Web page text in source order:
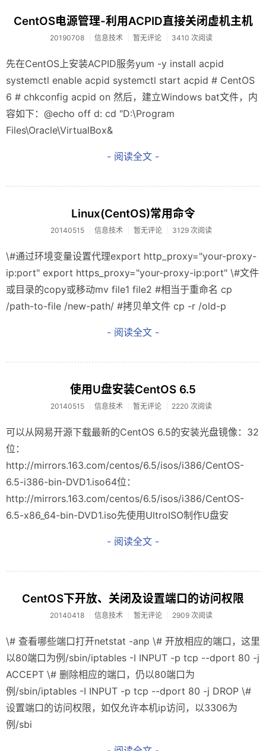
CentOS电源管理-利用ACPID直接关闭虚机主机
20190708 信息技术 暂无评论 3410 次阅读
先在CentOS上安装ACPID服务yum -y install acpid
systemctl enable acpid systemctl start acpid # CentOS
6 # chkconfig acpid on 然后，建立Windows bat文件，内
容如下：@echo off d: cd "D:\Program
Files\Oracle\VirtualBox&
- 阅读全文 -
Linux(CentOS)常用命令
20140515 信息技术 暂无评论 3129 次阅读
\#通过环境变量设置代理export http_proxy="your-proxy-
ip:port" export https_proxy="your-proxy-ip:port" \#文件
或目录的copy或移动mv file1 file2 #相当于重命名 cp
/path-to-file /new-path/ #拷贝单文件 cp -r /old-p
- 阅读全文 -
使用U盘安装CentOS 6.5
20140515 信息技术 暂无评论 2220 次阅读
可以从网易开源下载最新的CentOS 6.5的安装光盘镜像：32
位：
http://mirrors.163.com/centos/6.5/isos/i386/CentOS-
6.5-i386-bin-DVD1.iso64位：
http://mirrors.163.com/centos/6.5/isos/i386/CentOS-
6.5-x86_64-bin-DVD1.iso先使用UltroISO制作U盘安
- 阅读全文 -
CentOS下开放、关闭及设置端口的访问权限
20140418 信息技术 暂无评论 2909 次阅读
\# 查看哪些端口打开netstat -anp \# 开放相应的端口，这里
以80端口为例/sbin/iptables -I INPUT -p tcp --dport 80 -j
ACCEPT \# 删除相应的端口，仍以80端口为
例/sbin/iptables -I INPUT -p tcp --dport 80 -j DROP \#
设置端口的访问权限，如仅允许本机ip访问，以3306为
例/sbi